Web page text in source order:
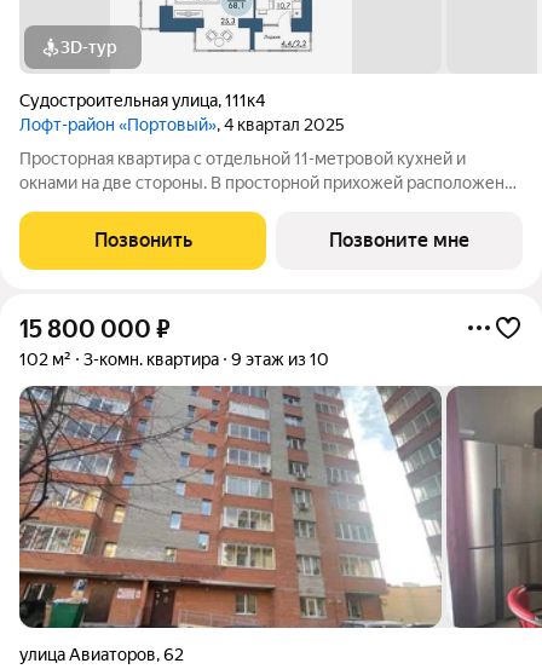
3D-тур
Судостроительная улица,111к4
Лофт-район «Портовый», 4 квартал 2025
Просторная квартира с отдельной 11-метровой кухней и
окнами на две стороны. В просторной прихожей расположена
окном, а в гостиной и балкон, и витражный эркер, что делает
квартиру необыкновенно
Позвонить Позвоните мне
15 800 000 ₽
102 м² 3-комн. квартира 9 этаж из 10
улица Авиаторов,62